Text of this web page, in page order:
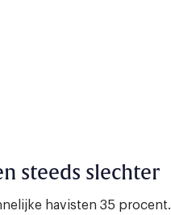
steeds slechter
havisten 35 procent.